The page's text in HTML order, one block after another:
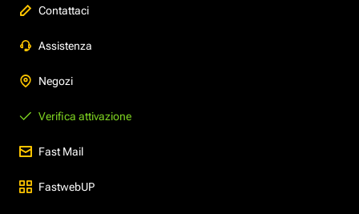
Contattaci
Assistenza
Negozi
Verifica attivazione
Fast Mail
FastwebUP